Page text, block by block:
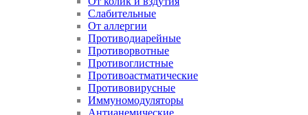
Слабительные
От аллергии
Противодиарейные
Противорвотные
Противоглистные
Противоастматические
Противовирусные
Иммуномодуляторы
Антианемические